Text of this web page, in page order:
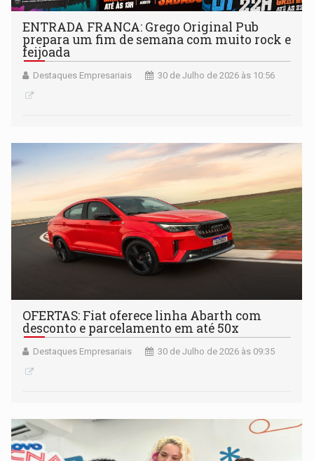
ENTRADA FRANCA: Grego Original Pub
prepara um fim de semana com muito rock e
feijoada
Destaques Empresariais 30 de Julho de 2026 às 10:56
OFERTAS: Fiat oferece linha Abarth com
desconto e parcelamento em até 50x
Destaques Empresariais 30 de Julho de 2026 às 09:35